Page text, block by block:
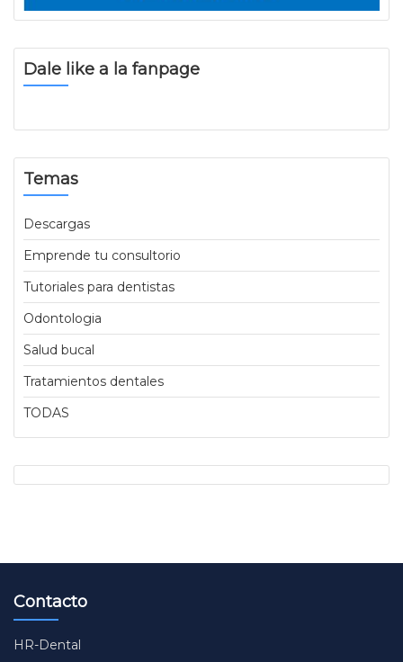
Dale like a la fanpage
Temas
Descargas
Emprende tu consultorio
Tutoriales para dentistas
Odontologia
Salud bucal
Tratamientos dentales
TODAS
Contacto
HR-Dental